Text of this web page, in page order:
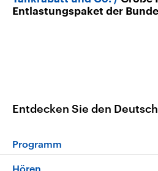
Entlastungspaket der
Entdecken Sie den
Programm
Programm
Hören